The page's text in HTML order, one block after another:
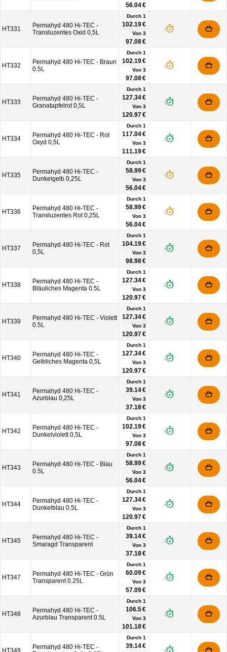
56.04 €
HT331
Permahyd 480 Hi-TEC -
Transluzentes Oxid 0,5L
Durch 1
102.19 €
Von 3
97.08 €
HT332
Permahyd 480 Hi-TEC - Braun
0.5L
Durch 1
102.19 €
Von 3
97.08 €
HT333
Permahyd 480 Hi-TEC -
Granatapfelrot 0,5L
Durch 1
127.34 €
Von 3
120.97 €
HT334
Permahyd 480 Hi-TEC - Rot
Oxyd 0,5L
Durch 1
117.04 €
Von 3
111.19 €
HT335
Permahyd 480 Hi-TEC -
Dunkelgelb 0,25L
Durch 1
58.99 €
Von 3
56.04 €
HT336
Permahyd 480 Hi-TEC -
Transluzentes Rot 0,25L
Durch 1
58.99 €
Von 3
56.04 €
HT337
Permahyd 480 Hi-TEC - Rot
0,5L
Durch 1
104.19 €
Von 3
98.98 €
HT338
Permahyd 480 Hi-TEC -
Bläuliches Magenta 0.5L
Durch 1
127.34 €
Von 3
120.97 €
HT339
Permahyd 480 Hi-TEC - Violett
0.5L
Durch 1
127.34 €
Von 3
120.97 €
HT340
Permahyd 480 Hi-TEC -
Gelbliches Magenta 0,5L
Durch 1
127.34 €
Von 3
120.97 €
HT341
Permahyd 480 Hi-TEC -
Azurblau 0,25L
Durch 1
39.14 €
Von 3
37.18 €
HT342
Permahyd 480 Hi-TEC -
Dunkelviolett 0,5L
Durch 1
102.19 €
Von 3
97.08 €
HT343
Permahyd 480 Hi-TEC - Blau
0.5L
Durch 1
58.99 €
Von 3
56.04 €
HT344
Permahyd 480 Hi-TEC -
Dunkelblau 0,5L
Durch 1
127.34 €
Von 3
120.97 €
HT345
Permahyd 480 Hi-TEC -
Smaragd Transparent
Durch 1
39.14 €
Von 3
37.18 €
HT347
Permahyd 480 Hi-TEC - Grün
Transparent 0.25L
Durch 1
60.09 €
Von 3
57.09 €
HT348
Permahyd 480 Hi-TEC -
Azurblau Transparent 0.5L
Durch 1
106.5 €
Von 3
101.18 €
HT349
Permahyd 480 Hi-TEC -
Durch 1
39.14 €